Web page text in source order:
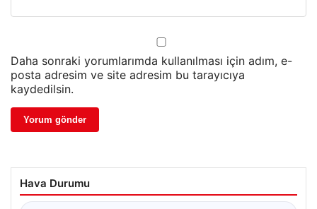
Daha sonraki yorumlarımda kullanılması için adım, e-
posta adresim ve site adresim bu tarayıcıya
kaydedilsin.
Hava Durumu